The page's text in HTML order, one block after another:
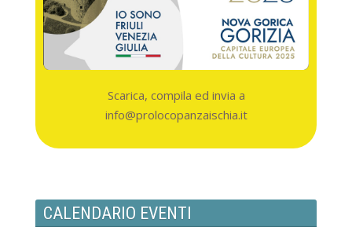
Scarica, compila ed invia a
info@prolocopanzaischia.it
CALENDARIO EVENTI